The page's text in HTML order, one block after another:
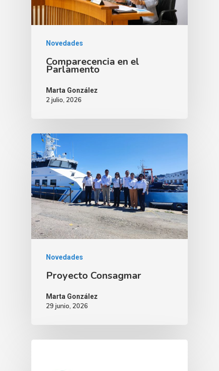
Novedades
Comparecencia en el
Parlamento
Marta González
2 julio, 2026
Novedades
Proyecto Consagmar
Marta González
29 junio, 2026